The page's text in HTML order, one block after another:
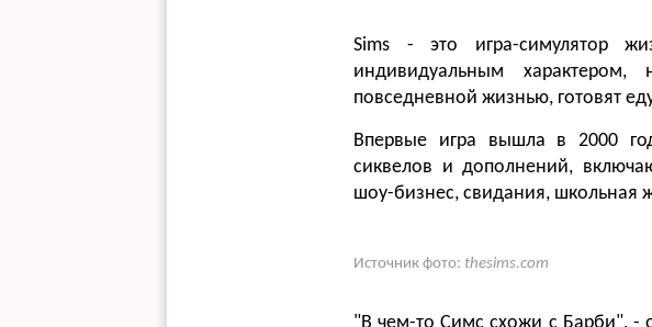
Sims - это игра-симулятор
индивидуальным
повседневной жизнью, готовят
Впервые игра вышла в 2000
сиквелов и дополнений,
шоу-бизнес, свидания, школьная
Источник фото: thesims.com